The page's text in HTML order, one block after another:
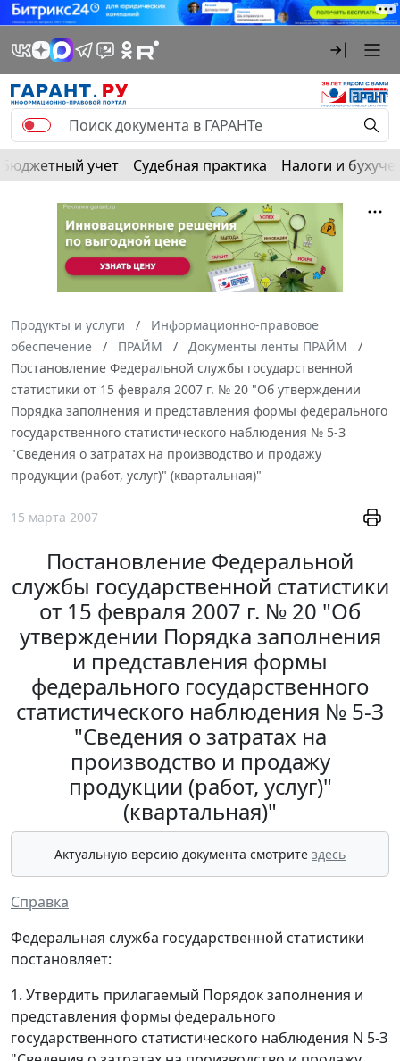
Бюджетный учет Судебная практика Налоги и
Продукты и услуги
Информационно-правовое
обеспечение
ПРАЙМ
Документы ленты ПРАЙМ
Постановление Федеральной службы государственной
статистики от 15 февраля 2007 г. № 20 "Об утверждении
Порядка заполнения и представления формы федерального
государственного статистического наблюдения № 5-З
"Сведения о затратах на производство и продажу
продукции (работ, услуг)" (квартальная)"
15 марта 2007
Постановление Федеральной
службы государственной статистики
от 15 февраля 2007 г. № 20 "Об
утверждении Порядка заполнения
и представления формы
федерального государственного
статистического наблюдения № 5-З
"Сведения о затратах на
производство и продажу
продукции (работ, услуг)"
(квартальная)"
Актуальную версию документа смотрите здесь
Справка
Федеральная служба государственной статистики
постановляет:
1. Утвердить прилагаемый Порядок заполнения и
представления формы федерального
государственного статистического наблюдения N 5-З